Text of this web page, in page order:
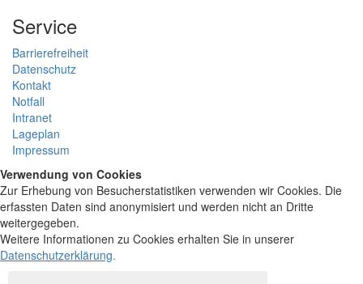
Service
Barrierefreiheit
Datenschutz
Kontakt
Notfall
Intranet
Lageplan
Impressum
Verwendung von Cookies
Zur Erhebung von Besucherstatistiken verwenden wir Cookies. Die
erfassten Daten sind anonymisiert und werden nicht an Dritte
weitergegeben.
Weitere Informationen zu Cookies erhalten Sie in unserer
Datenschutzerklärung.